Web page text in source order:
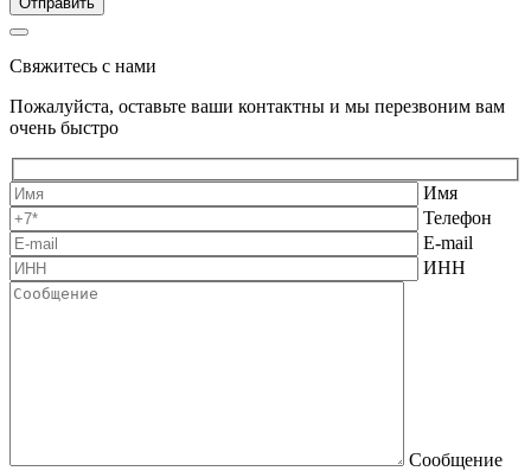
Свяжитесь с нами
Пожалуйста, оставьте ваши контактны и мы перезвоним вам
очень быстро
Имя
Телефон
E-mail
ИНН
Сообщение